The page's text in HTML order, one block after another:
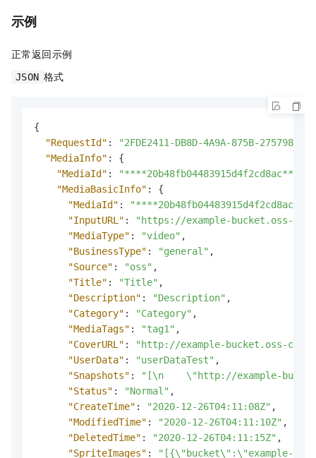
示例
正常返回示例
JSON 格式
{
"RequestId" :
"2FDE2411-DB8D-4A9A-875B-
"MediaInfo" :
{
"MediaId" : "****20b48fb04483915d4f2cd8ac****"
"MediaBasicInfo" :
{
"MediaId" :
"InputURL" :
"https://example-bucket.oss-cn-
"MediaType" : "video" ,
"BusinessType" : "general" ,
"Source" : "oss" ,
"Title" : "Title" ,
"Description" : "Description" ,
"Category" : "Category" ,
"MediaTags" : "tag1" ,
"CoverURL" :
"http://example-bucket.oss-cn-
"UserData" : "userDataTest" ,
"Snapshots" :
"[\n    \"http://example-
"Status" : "Normal" ,
"CreateTime" : "2020-12-26T04:11:08Z" ,
"ModifiedTime" : "2020-12-26T04:11:10Z" ,
"DeletedTime" : "2020-12-26T04:11:15Z" ,
"SpriteImages" : "[{\"bucket\":\"example-